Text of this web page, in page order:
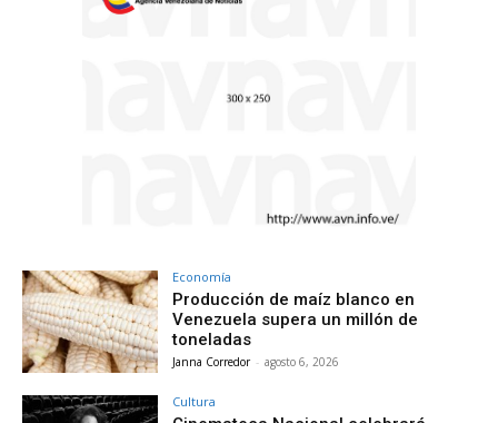
Economía
Producción de maíz blanco en
Venezuela supera un millón de
toneladas
Janna Corredor - agosto 6, 2026
Cultura